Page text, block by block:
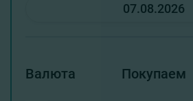
Валюта Покупаем